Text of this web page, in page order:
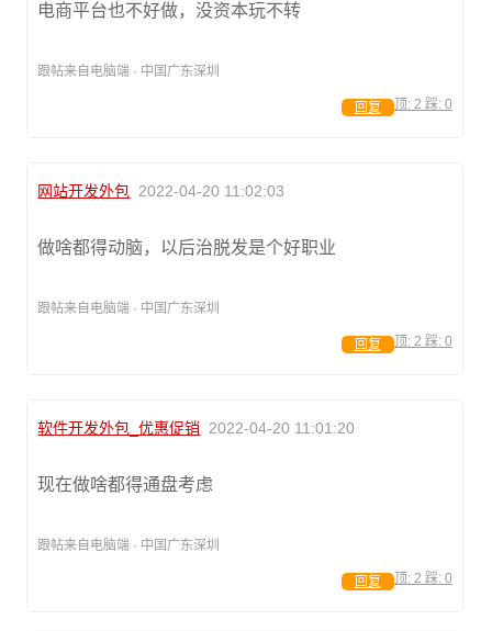
电商平台也不好做，没资本玩不转
跟帖来自电脑端 · 中国广东深圳
顶: 2 踩: 0
回复
网站开发外包 2022-04-20 11:02:03
做啥都得动脑，以后治脱发是个好职业
跟帖来自电脑端 · 中国广东深圳
顶: 2 踩: 0
回复
软件开发外包_优惠促销 2022-04-20 11:01:20
现在做啥都得通盘考虑
跟帖来自电脑端 · 中国广东深圳
顶: 2 踩: 0
回复